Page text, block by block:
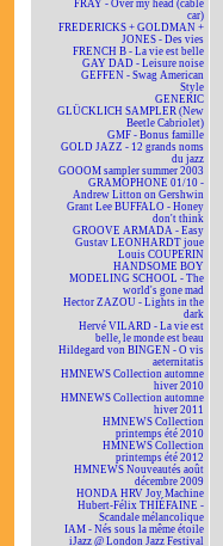
FRAY - Over my head (cable
car)
FREDERICKS + GOLDMAN +
JONES - Des vies
FRENCH B - La vie est belle
GAY DAD - Leisure noise
GEFFEN - Swag American
Style
GENERIC
GLÜCKLICH SAMPLER (New
Beetle Cabriolet)
GMF - Bonus famille
GOLD JAZZ - 12 grands noms
du jazz
GOOOM sampler summer 2003
GRAMOPHONE 01/10 -
Andrew Litton on Gershwin
Grant Lee BUFFALO - Honey
don't think
GROOVE ARMADA - Easy
Gustav LEONHARDT joue
Louis COUPERIN
HANDSOME BOY
MODELING SCHOOL - The
world's gone mad
Hector ZAZOU - Lights in the
dark
Hervé VILARD - La vie est
belle, le monde est beau
Hildegard von BINGEN - O vis
aeternitatis
HMNEWS Collection automne
hiver 2010
HMNEWS Collection automne
hiver 2011
HMNEWS Collection
printemps été 2010
HMNEWS Collection
printemps été 2012
HMNEWS Nouveautés août
décembre 2009
HONDA HRV Joy Machine
Hubert-Félix THIÉFAINE -
Scandale mélancolique
IAM - Nés sous la même étoile
iJazz @ London Jazz Festival